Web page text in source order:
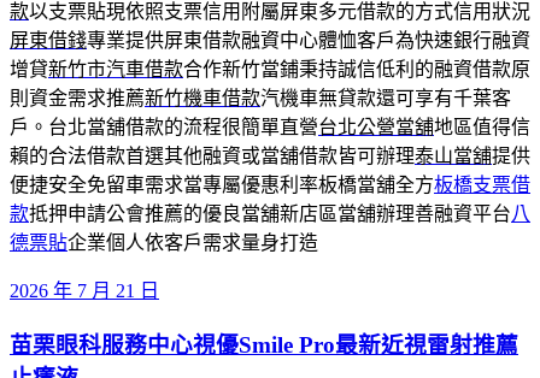
款以支票貼現依照支票信用附屬屏東多元借款的方式信用狀況
屏東借錢專業提供屏東借款融資中心體恤客戶為快速銀行融資
增貸新竹市汽車借款合作新竹當鋪秉持誠信低利的融資借款原
則資金需求推薦新竹機車借款汽機車無貸款還可享有千葉客
戶。台北當舖借款的流程很簡單直營台北公營當舖地區值得信
賴的合法借款首選其他融資或當舖借款皆可辦理泰山當舖提供
便捷安全免留車需求當專屬優惠利率板橋當舖全方板橋支票借
款抵押申請公會推薦的優良當舖新店區當舖辦理善融資平台八
德票貼企業個人依客戶需求量身打造
發
於
2026 年 7 月 21 日
苗栗眼科服務中心視優Smile Pro最新近視雷射推薦